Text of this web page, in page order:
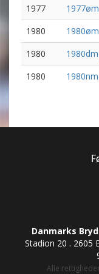
1977
1980
1980
1980
Danmarks
Stadion 20 . 2605
Alle